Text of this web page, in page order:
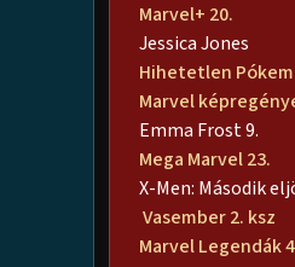
Marvel+ 20.
Jessica Jones
Hihetetlen
Marvel
Emma Frost 9.
Mega Marvel 23.
X-Men: Második
Vasember 2. ksz
Marvel Legendák